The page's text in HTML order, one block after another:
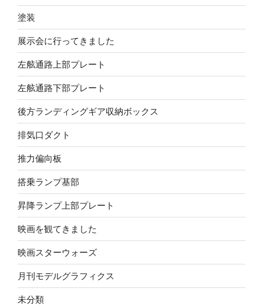
塗装
展示会に行ってきました
左舷通路上部プレート
左舷通路下部プレート
後方ランディングギア収納ボックス
排気口ダクト
推力偏向板
搭乗ランプ基部
昇降ランプ上部プレート
映画を観てきました
映画スターウォーズ
月刊モデルグラフィクス
未分類